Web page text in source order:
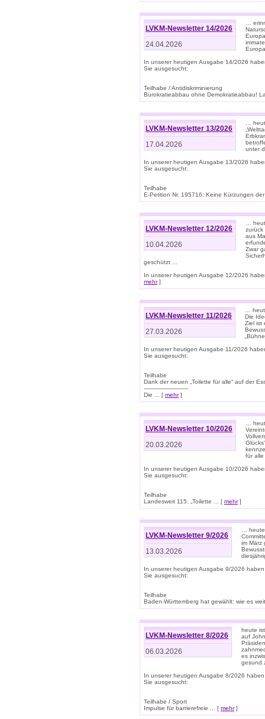
LVKM-Newsletter 14/2026
24.04.2026
…
In unserer heutigen Ausgabe 14/2026
Sie ausgesucht:
Teilhabe / Antidiskriminierung
Bürokratieabbau ohne Demokratieabbau!
LVKM-Newsletter 13/2026
17.04.2026
…
unter
In unserer heutigen Ausgabe 13/2026
Sie ausgesucht:
Teilhabe
E-Petition Nr. 195716: Keine Kürzungen
LVKM-Newsletter 12/2026
10.04.2026
…
zurück
aus
Zwar
geschützt ...
In unserer heutigen Ausgabe 12/2026
mehr]
LVKM-Newsletter 11/2026
27.03.2026
…
Die
Ziel ist
In unserer heutigen Ausgabe 11/2026
Sie ausgesucht:
Teilhabe
Dank der neuen „Toilette für alle“ auf der
-------------------------
Die ... [ mehr]
LVKM-Newsletter 10/2026
20.03.2026
…
für
In unserer heutigen Ausgabe 10/2026
Sie ausgesucht:
Teilhabe
Landesweit 115. „Toilette ... [ mehr]
LVKM-Newsletter 9/2026
13.03.2026
…
im März
In unserer heutigen Ausgabe 9/2026
Sie ausgesucht:
Teilhabe
Baden-Württemberg hat gewählt: wie es
LVKM-Newsletter 8/2026
06.03.2026
heute
auf
es
gesund
In unserer heutigen Ausgabe 8/2026
Sie ausgesucht:
Teilhabe / Sport
Impulse für barrierefreie ... [ mehr]